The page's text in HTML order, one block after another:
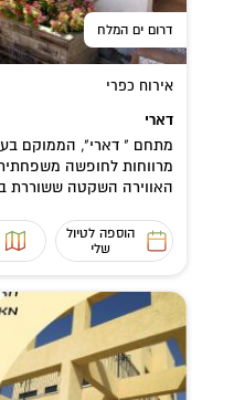
דרום ים המלח
אירוח כפרי
דארי
מתחם " דארי", הממוקם
מרווחות לחופשה משפחתית
האווירה השקטה ששוררת
הוספה לטיול
שלי